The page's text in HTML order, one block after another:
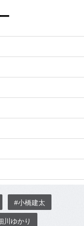
#小橋建太
川ゆかり